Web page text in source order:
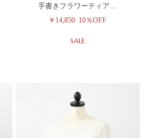
手書きフラワーティア…
￥14,850 10％OFF
SALE